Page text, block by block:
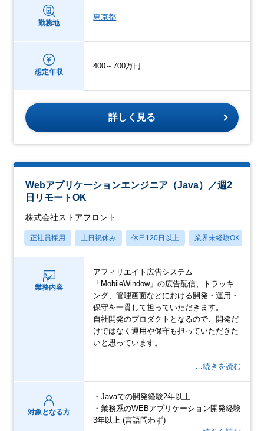
勤務地
東京都
想定年収
400～700万円
詳しく見る
Webアプリケーションエンジニア（Java）／週2
日リモートOK
株式会社ストアフロント
正社員採用 土日祝休み 休日120日以上 業界未経験OK
業務内容
アフィリエイト広告システム
「MobileWindow」の広告配信、トラッキ
ング、管理画面などにおける開発・運用・
保守を一貫して担っていただきます。
自社開発のプロダクトとなるので、開発だ
けではなく運用や保守も担っていただきた
いと思っています。
…続きを読む
対象となる方
・Javaでの開発経験2年以上
・業務系のWEBアプリケーション開発経験
3年以上 (言語問わず)